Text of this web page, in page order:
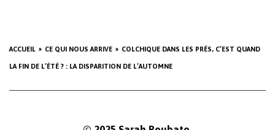
ACCUEIL CE QUI NOUS ARRIVE COLCHIQUE DANS LES PRÉS, C’EST QUAND
LA FIN DE L’ÉTÉ ? : LA DISPARITION DE L’AUTOMNE